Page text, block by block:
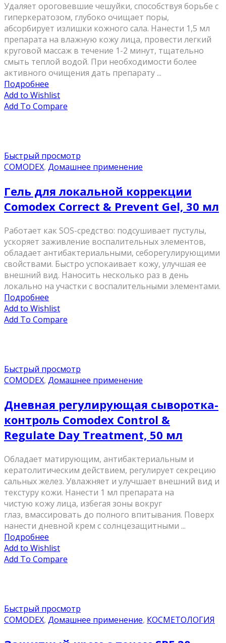
Удаляет ороговевшие чешуйки, способствуя борьбе с
гиперкератозом, глубоко очищает поры,
абсорбирует излишки кожного сала. Нанести 1,5 мл
препарата на влажную кожу лица, провести легкий
круговой массаж в течение 1-2 минут, тщательно
смыть теплой водой. При необходимости более
активного очищения дать препарату ...
Подробнее
Add to Wishlist
Add To Compare
Быстрый просмотр
COMODEX, Домашнее применение
Гель для локальной коррекции
Comodex Correct & Prevent Gel, 30 мл
Работает как SOS-средство: подсушивает пустулы,
ускоряет заживление воспалительных элементов,
обладает антибактериальными, себорегулирующими
свойствами. Быстро успокаивает кожу, улучшая ее
внешний вид. Наносить несколько раз в день
локально на участки с воспалительными элементами.
Подробнее
Add to Wishlist
Add To Compare
Быстрый просмотр
COMODEX, Домашнее применение
Дневная регулирующая сыворотка-
контроль Comodex Control &
Regulate Day Treatment, 50 мл
Обладает матирующим, антибактериальным и
кератолитическим действием, регулирует секрецию
сальных желез. Увлажняет и улучшает внешний вид и
текстуру кожи. Нанести 1 мл препарата на
чистую кожу лица, избегая зоны вокруг
глаз, вмассировать до полного впитывания. Поверх
нанести дневной крем с солнцезащитными ...
Подробнее
Add to Wishlist
Add To Compare
Быстрый просмотр
COMODEX, Домашнее применение, КОСМЕТОЛОГИЯ